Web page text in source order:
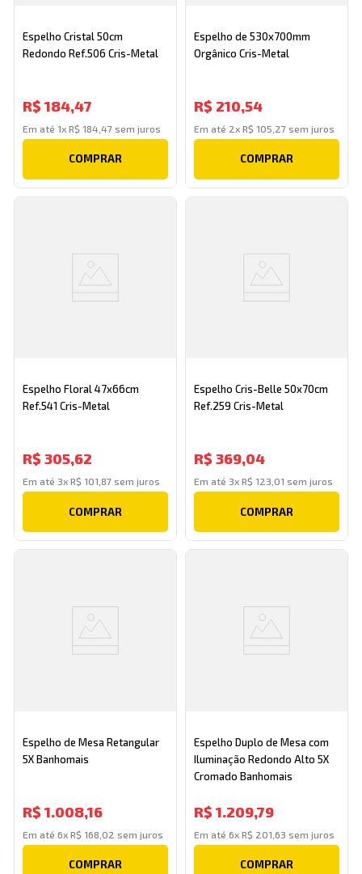
Espelho Cristal 50cm
Redondo Ref.506 Cris-Metal
R$ 184,47
Em até 1xR$ 184 ,47 sem juros
COMPRAR
Espelho de 530x700mm
Orgânico Cris-Metal
R$ 210,54
Em até 2x R$ 105 27 sem juros
COMPRAR
Espelho Floral 47x66cm
Ref.541 Cris-Metal
R$ 305,62
Em até 3xR$ 101 87 sem juros
COMPRAR
Espelho Cris-Belle 50x70cm
Ref.259 Cris-Metal
R$ 369,04
Em até 3x R$ 123 01 sem juros
COMPRAR
Espelho de Mesa Retangular
5X Banhomais
R$ 1.008,16
Em até6xR$ 168 02 sem juros
COMPRAR
Espelho Duplo de Mesa com
Iluminação Redondo Alto 5X
Cromado Banhomais
R$ 1.209,79
Em até 6x R$ 201 63 sem juros
COMPRAR